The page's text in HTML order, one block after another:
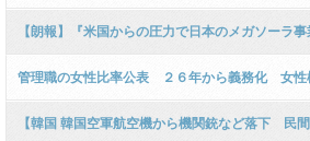
継続
【朗報】『米国からの圧力で日本のメガソーラ
い！？』 → ｗｗｗｗｗｗｗｗｗｗｗｗｗｗｗｗｗ
管理職の女性比率公表 ２６年から義務化 女性
【韓国 韓国空軍航空機から機関銃など落下 民